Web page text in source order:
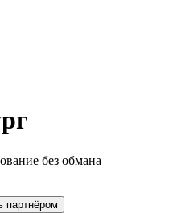
без обмана
партнёром